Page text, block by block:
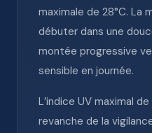
maximale de 28°C. La
débuter dans une
montée progressive
sensible en journée.
L’indice UV maximal
revanche de la